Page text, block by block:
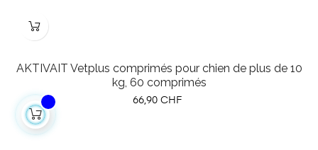
AKTIVAIT Vetplus comprimés pour chien de plus de 10
kg, 60 comprimés
Prix
66,90 CHF